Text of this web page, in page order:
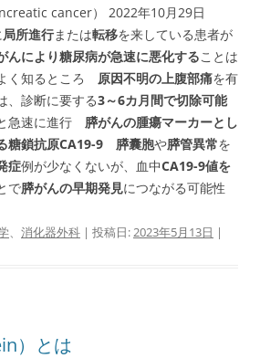
cancer） 2022年10月29日
局所進行または転移を来している患者が
んにより糖尿病が急速に悪化することは
く知るところ 原因不明の上腹部痛を有
、診断に要する3～6カ月間で切除可能
急速に進行 膵がんの腫瘍マーカーとし
糖鎖抗原CA19-9 膵囊胞や膵管異常を
症例が少なくないが、血中CA19-9値を
で膵がんの早期発見につながる可能性
、 消化器外科 | 投稿日:2023年5月13日 |
）とは